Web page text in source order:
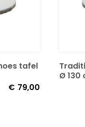
tafel
€ 79,00
Ø 130